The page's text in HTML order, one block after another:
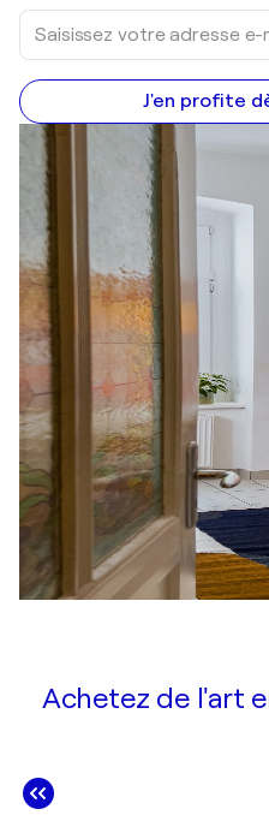
J'en profite
Achetez de l'art